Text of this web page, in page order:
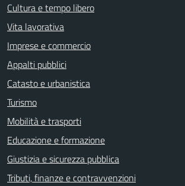
Cultura e tempo libero
Vita lavorativa
Imprese e commercio
Appalti pubblici
Catasto e urbanistica
Turismo
Mobilità e trasporti
Educazione e formazione
Giustizia e sicurezza pubblica
Tributi, finanze e contravvenzioni